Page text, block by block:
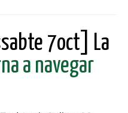
7oct] La
a navegar